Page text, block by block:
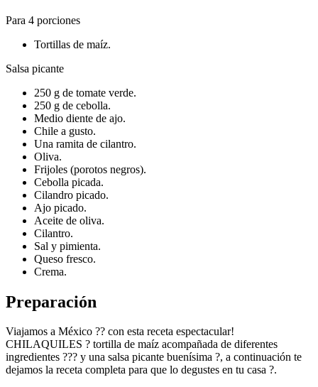
Para 4 porciones
Tortillas de maíz.
Salsa picante
250 g de tomate verde.
250 g de cebolla.
Medio diente de ajo.
Chile a gusto.
Una ramita de cilantro.
Oliva.
Frijoles (porotos negros).
Cebolla picada.
Cilandro picado.
Ajo picado.
Aceite de oliva.
Cilantro.
Sal y pimienta.
Queso fresco.
Crema.
Preparación
Viajamos a México ?? con esta receta espectacular!
CHILAQUILES ? tortilla de maíz acompañada de diferentes
ingredientes ??? y una salsa picante buenísima ?, a continuación te
dejamos la receta completa para que lo degustes en tu casa ?.